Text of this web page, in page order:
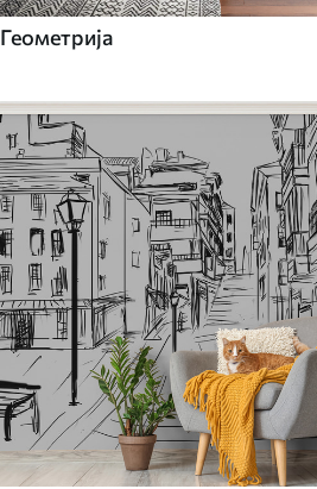
Геометрија